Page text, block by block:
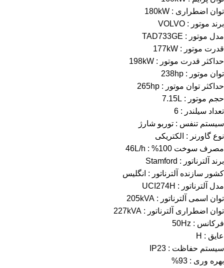
توان اضطراری : 180kW
برند موتور : VOLVO
مدل موتور : TAD733GE
قدرت موتور : 177kW
حداکثر قدرت موتور : 198kW
توان موتور : 238hp
حداکثر توان موتور : 265hp
حجم موتور : 7.15L
تعداد سیلندر : 6
سیستم تنفس : توربو شارژ
نوع گاورنر : الکتریکی
مصرف سوخت 100% : 46L/h
برند آلترناتور : Stamford
کشور سازنده آلترناتور : انگلیس
مدل آلترناتور : UCI274H
توان اسمی آلترناتور : 205kVA
توان اضطراری آلترناتور : 227kVA
فرکانس : 50Hz
عایق : H
سیستم حفاظت : IP23
بهره وری : 93%